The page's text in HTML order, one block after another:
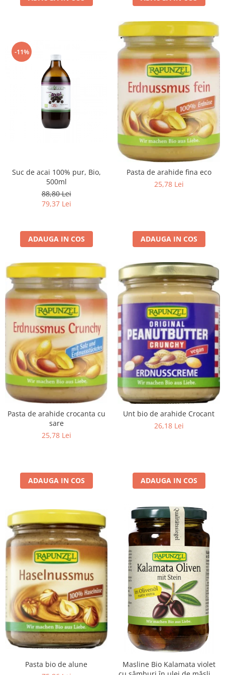
-11%
Suc de acai 100% pur, Bio,
500ml
88,80 Lei
79,37 Lei
ADAUGA IN COS
Pasta de arahide fina eco
25,78 Lei
ADAUGA IN COS
Pasta de arahide crocanta cu
sare
25,78 Lei
ADAUGA IN COS
Unt bio de arahide Crocant
26,18 Lei
ADAUGA IN COS
Pasta bio de alune
Masline Bio Kalamata violet